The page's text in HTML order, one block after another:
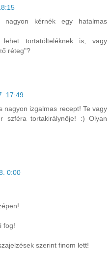
kérnék egy hatalmas
tortatölteléknek is, vagy
réteg"?
17:49
nagyon izgalmas recept! Te vagy
szféra tortakirálynője! :) Olyan
0:00
fog!
szerint finom lett!